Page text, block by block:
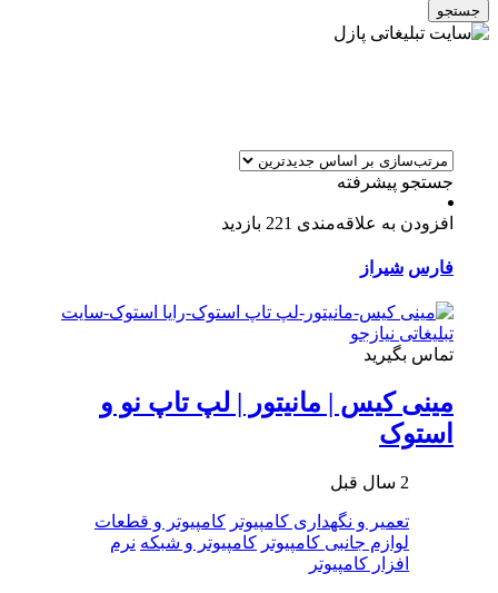
جستجو
جستجو پیشرفته
افزودن به علاقه‌مندی 221 بازدید
فارس شیراز
تماس بگیرید
مینی کیس | مانیتور | لپ تاپ نو و
استوک
2 سال قبل
تعمیر و نگهداری کامپیوتر کامپیوتر و قطعات
لوازم جانبی کامپیوتر کامپیوتر و شبکه نرم
افزار کامپیوتر